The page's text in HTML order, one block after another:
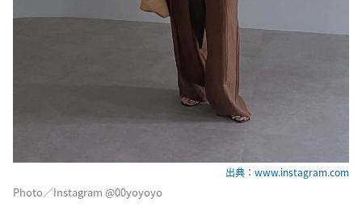
出典：www.instagram.com
Photo／Instagram @00yoyoyo